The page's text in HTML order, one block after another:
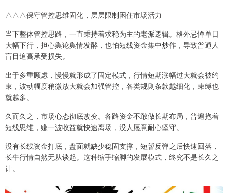
△△△保守管控思维固化，层层限制困住市场活力
当下整体管控思路，一直秉持着求稳为主的老派逻辑。格外忌惮单日
大幅下行，担心舆论舆情发酵，也怕短线资金集中炒作，导致普通人
盲目追高承受损失。
出于多重顾虑，慢慢就形成了固定模式，行情短期涨幅过大就会被约
束，波动幅度稍微放大就会加强管控，各类规则条款越细化，束缚也
就越多。
久而久之，市场心态彻底改变。各路资金不敢做长期布局，普遍抱着
短线思维，赚一波收益就快速离场，没人愿意耐心坚守。
没有长线资金打底，盘面就缺少稳固支撑，短暂反弹之后快速回落，
长牛行情自然无从谈起。这种缩手缩脚的发展模式，终究不是长久之
计。